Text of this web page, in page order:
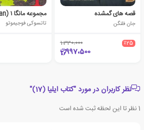
قصه های گمشده
جان فلنگن
٪25 1،330،000
997،500
تاتسوکی فوجیموتو
نظر کاربران در مورد "کتاب ایلیا (17)"
1نظر تا این لحظه ثبت شده است